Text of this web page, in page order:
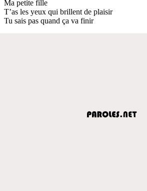
Ma petite fille
T’as les yeux qui brillent de plaisir
Tu sais pas quand ça va finir